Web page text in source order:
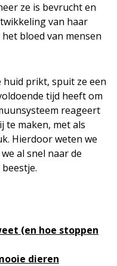
ze is bevrucht en
van haar
bloed van mensen
prikt, spuit ze een
tijd heeft om
reageert
te maken, met als
Hierdoor weten we
al snel naar de
(en hoe stoppen
dieren